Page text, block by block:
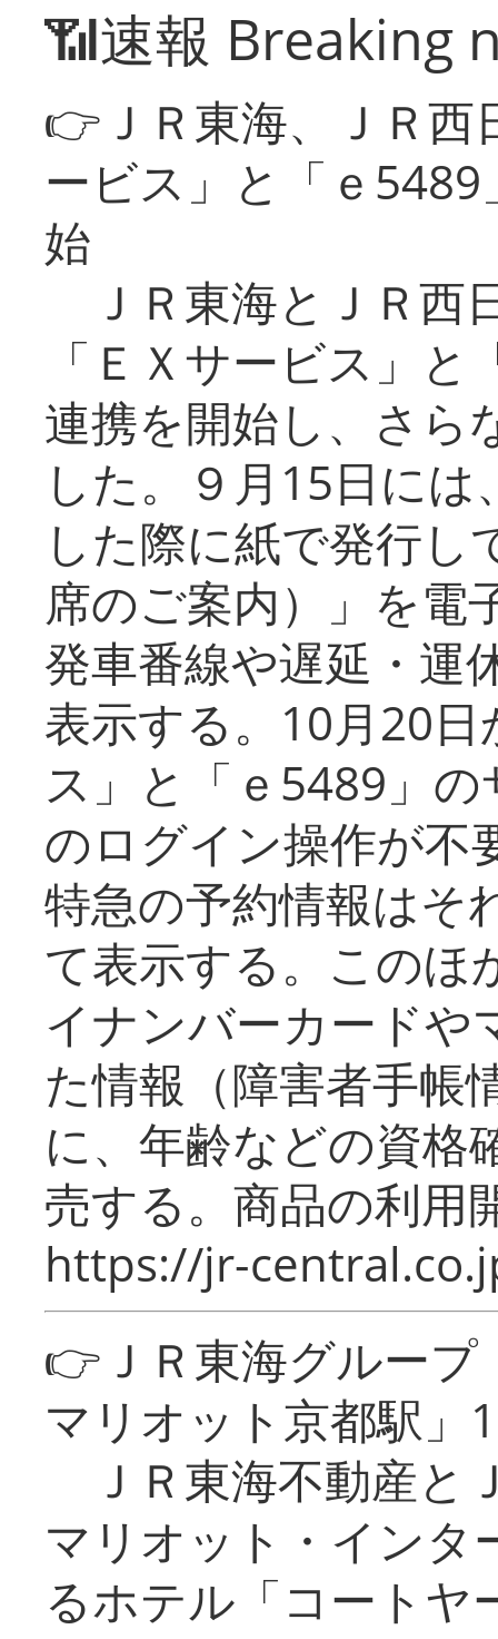
📶速報 Breaking
👉ＪＲ東海、ＪＲ
ービス」と「ｅ
始
ＪＲ東海とＪＲ西
「ＥＸサービス」
連携を開始し、さら
した。９月15日に
した際に紙で発行し
席のご案内）」を電
発車番線や遅延・運
表示する。10月20
ス」と「ｅ5489」
のログイン操作が不
特急の予約情報はそ
て表示する。このほ
イナンバーカードや
た情報（障害者手帳
に、年齢などの資格
売する。商品の利用
https://jr-
👉ＪＲ東海グルー
マリオット京都駅」
ＪＲ東海不動産と
マリオット・インタ
るホテル「コートヤ